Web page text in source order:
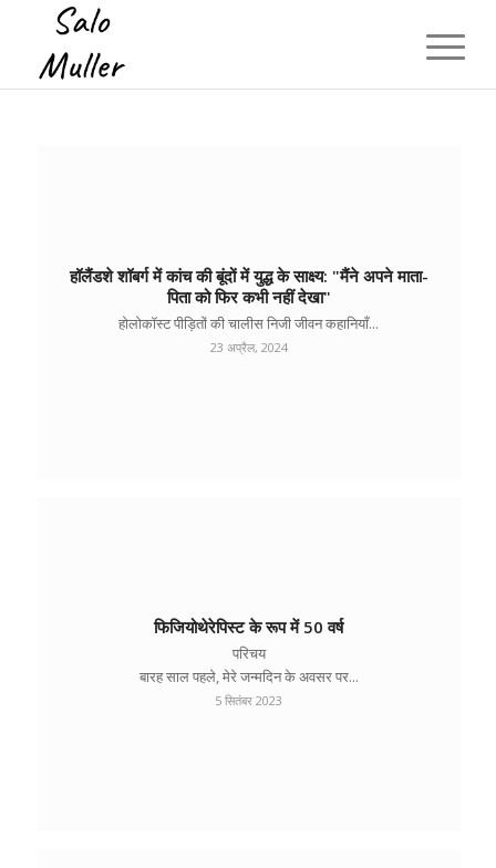
हॉलैंडशे शॉबर्ग में कांच की बूंदों में युद्ध के साक्ष्य: "मैंने अपने माता-
पिता को फिर कभी नहीं देखा"
होलोकॉस्ट पीड़ितों की चालीस निजी जीवन कहानियाँ...
23 अप्रैल, 2024
फिजियोथेरेपिस्ट के रूप में 50 वर्ष
परिचय
बारह साल पहले, मेरे जन्मदिन के अवसर पर...
5 सितंबर 2023